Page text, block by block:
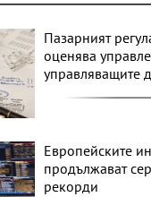
Пазарният
оценява
управляващите
Европейските
продължават
рекорди